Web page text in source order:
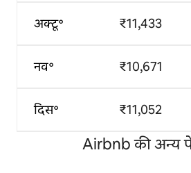
अक्टू॰
नव॰
दिस॰
₹11,433
₹10,671
₹11,052
Airbnb की अन्य